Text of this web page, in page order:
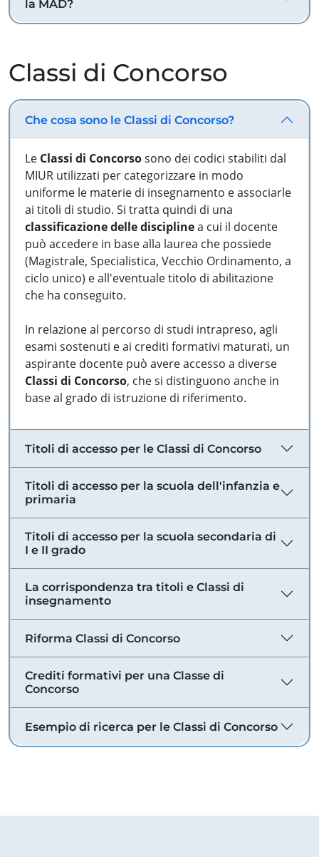
la MAD?
Classi di Concorso
Che cosa sono le Classi di Concorso?
Le Classi di Concorsosono dei codici stabiliti dal
MIUR utilizzati per categorizzare in modo
uniforme le materie di insegnamento e associarle
ai titoli di studio. Si tratta quindi di una
classificazione delle disciplinea cui il docente
può accedere in base alla laurea che possiede
(Magistrale, Specialistica, Vecchio Ordinamento, a
ciclo unico) e all'eventuale titolo di abilitazione
che ha conseguito.
In relazione al percorso di studi intrapreso, agli
esami sostenuti e ai crediti formativi maturati, un
aspirante docente può avere accesso a diverse
Classi di Concorso, che si distinguono anche in
base al grado di istruzione di riferimento.
Titoli di accesso per le Classi di Concorso
Titoli di accesso per la scuola dell'infanzia e
primaria
Titoli di accesso per la scuola secondaria di
I e II grado
La corrispondenza tra titoli e Classi di
insegnamento
Riforma Classi di Concorso
Crediti formativi per una Classe di
Concorso
Esempio di ricerca per le Classi di Concorso